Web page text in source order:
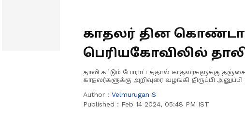
காதலர் தின
பெரியகோவிலில்
இந்து மக்கள்
தாலி கட்டும் போராட்டத்தால் காதலர்களுக்கு தஞ்சை
காதலர்களுக்கு அறிவுரை வழங்கி திருப்பி
Author : Velmurugan S
Published : Feb 14 2024, 05:48 PM IST